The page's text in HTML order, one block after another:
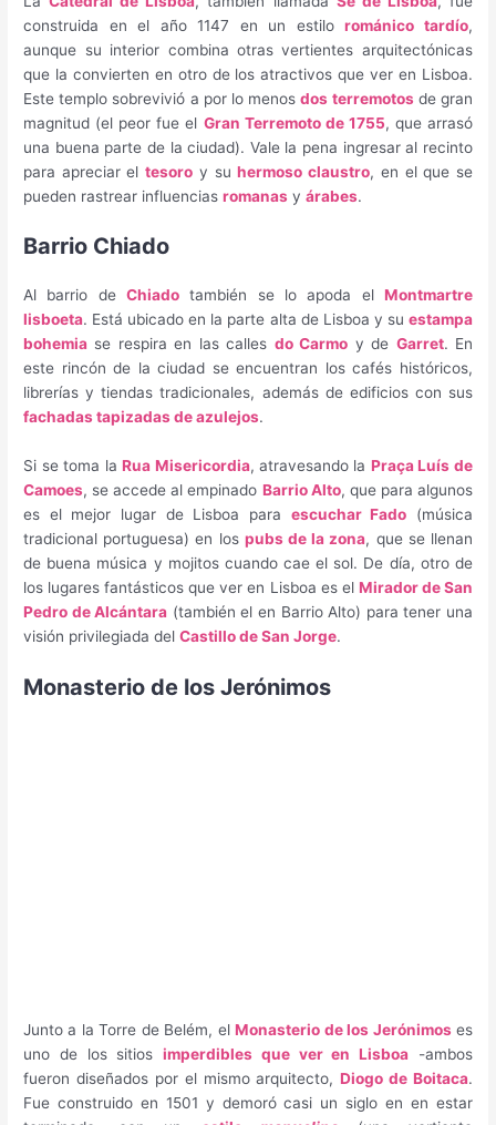
construida en el año 1147 en un estilorománico tardío,
aunque su interior combina otras vertientes arquitectónicas
que la convierten en otro de los atractivos que ver en Lisboa.
Este templo sobrevivió a por lo menosdos terremotosde gran
magnitud (el peor fue el Gran Terremoto de 1755, que arrasó
una buena parte de la ciudad). Vale la pena ingresar al recinto
para apreciar eltesoro y suhermoso claustro, en el que se
pueden rastrear influenciasromanas yárabes.
Barrio Chiado
Al barrio deChiado también se lo apoda el Montmartre
lisboeta. Está ubicado en la parte alta de Lisboa y su estampa
bohemia se respira en las calles do Carmo y de Garret. En
este rincón de la ciudad se encuentran los cafés históricos,
librerías y tiendas tradicionales, además de edificios con sus
fachadas tapizadas de azulejos.
Si se toma laRua Misericordia, atravesando la Praça Luís de
Camoes, se accede al empinado Barrio Alto, que para algunos
es el mejor lugar de Lisboa para escuchar Fado (música
tradicional portuguesa) en los pubs de la zona, que se llenan
de buena música y mojitos cuando cae el sol. De día, otro de
los lugares fantásticos que ver en Lisboa es el Mirador de San
Pedro de Alcántara (también el en Barrio Alto) para tener una
visión privilegiada delCastillo de San Jorge.
Monasterio de los Jerónimos
Junto a la Torre de Belém, elMonasterio de los Jerónimoses
uno de los sitiosimperdibles que ver en Lisboa -ambos
fueron diseñados por el mismo arquitecto,Diogo de Boitaca.
Fue construido en 1501 y demoró casi un siglo en en estar